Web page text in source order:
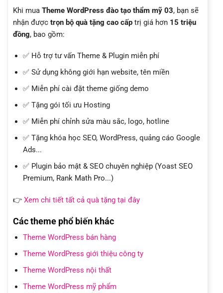
Khi mua Theme WordPress đào tạo thẩm mỹ 03, bạn sẽ
nhận được trọn bộ quà tặng cao cấp trị giá hơn 15 triệu
đồng, bao gồm:
✅ Hỗ trợ tư vấn Theme & Plugin miễn phí
✅ Sử dụng không giới hạn website, tên miền
✅ Miễn phí cài đặt theme giống demo
✅ Tặng gói tối ưu Hosting
✅ Miễn phí chỉnh sửa màu sắc, logo, hotline
✅ Tặng khóa học SEO, WordPress, quảng cáo Google
Ads...
✅ Plugin bảo mật & SEO chuyên nghiệp (Yoast SEO
Premium, Rank Math Pro...)
👉 Xem chi tiết tất cả quà tặng tại đây
Các theme phổ biến khác
Theme WordPress bán hàng
Theme WordPress giới thiệu công ty
Theme WordPress nội thất
Theme WordPress mỹ phẩm